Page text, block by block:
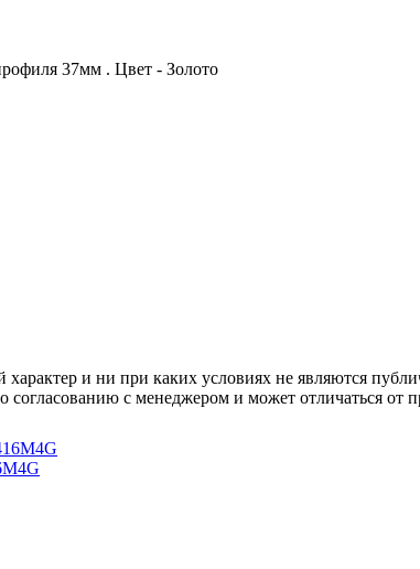
37мм . Цвет - Золото
и ни при каких условиях не являются
с менеджером и может отличаться от